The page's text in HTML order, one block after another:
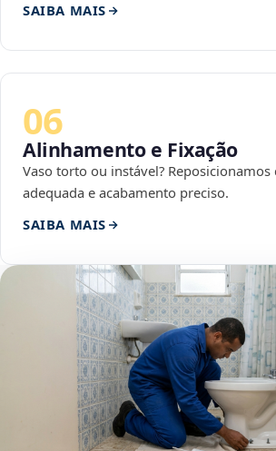
SAIBA MAIS
06
Alinhamento e Fixação
Vaso torto ou instável? Reposicionamos
adequada e acabamento preciso.
SAIBA MAIS